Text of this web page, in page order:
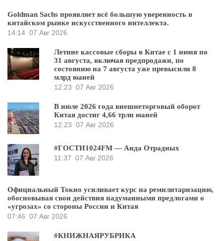
Goldman Sachs проявляет всё большую уверенность в
китайском рынке искусственного интеллекта.
14:14 07 Авг 2026
Летние кассовые сборы в Китае с 1 июня по
31 августа, включая предпродажи, по
состоянию на 7 августа уже превысили 8
млрд юаней
12:23 07 Авг 2026
В июле 2026 года внешнеторговый оборот
Китая достиг 4,66 трлн юаней
12:23 07 Авг 2026
#ГОСТИ1024FM — Аида Отрадных
11:37 07 Авг 2026
Официальный Токио усиливает курс на ремилитаризацию,
обосновывая свои действия надуманными предлогами о
«угрозах» со стороны России и Китая
07:46 07 Авг 2026
#КНИЖНАЯРУБРИКА